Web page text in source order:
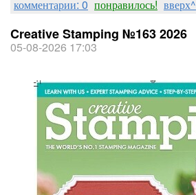
комментарии: 0 понравилось! вверх^
Creative Stamping №163 2026
05-08-2026 17:03